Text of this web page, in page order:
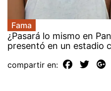
Fama
¿Pasará lo mismo en
presentó en un estadio
compartir en: